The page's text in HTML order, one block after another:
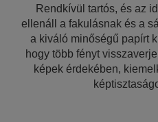
Rendkívül tartós, és az
ellenáll a fakulásnak és a
a kiváló minőségű papírt
hogy több fényt
képek érdekében,